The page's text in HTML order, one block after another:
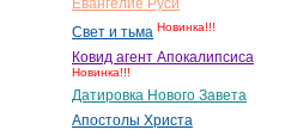
Евангелие Руси
Свет и тьма Новинка!!!
Ковид агент Апокалипсиса
Новинка!!!
Датировка Нового Завета
Апостолы Христа